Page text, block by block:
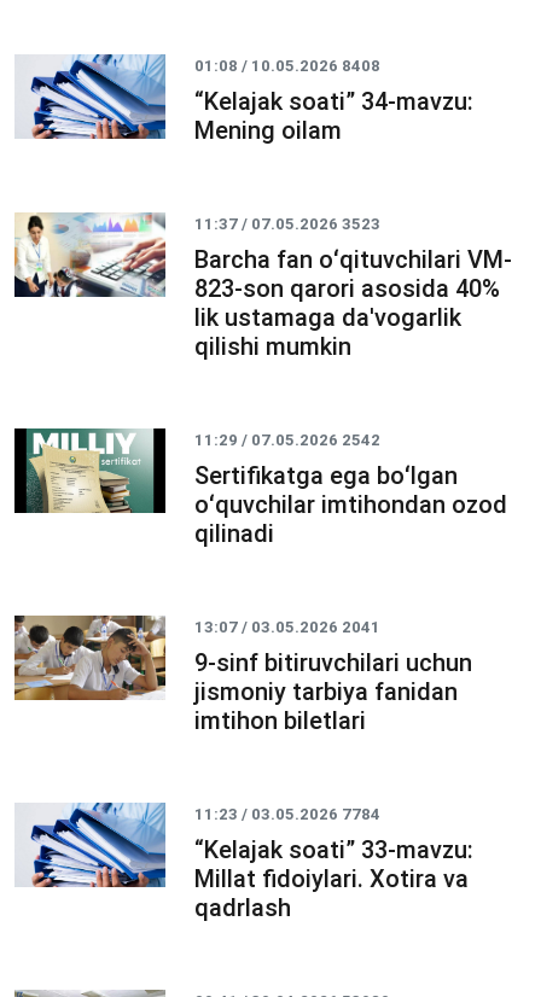
01:08 / 10.05.2026 8408
“Kelajak soati” 34-mavzu:
Mening oilam
11:37 / 07.05.20263523
Barcha fan oʻqituvchilari VM-
823-son qarori asosida 40%
lik ustamaga da'vogarlik
qilishi mumkin
11:29 / 07.05.2026 2542
Sertifikatga ega boʻlgan
oʻquvchilar imtihondan ozod
qilinadi
13:07 / 03.05.2026 2041
9-sinf bitiruvchilari uchun
jismoniy tarbiya fanidan
imtihon biletlari
11:23 / 03.05.2026 7784
“Kelajak soati” 33-mavzu:
Millat fidoiylari. Xotira va
qadrlash